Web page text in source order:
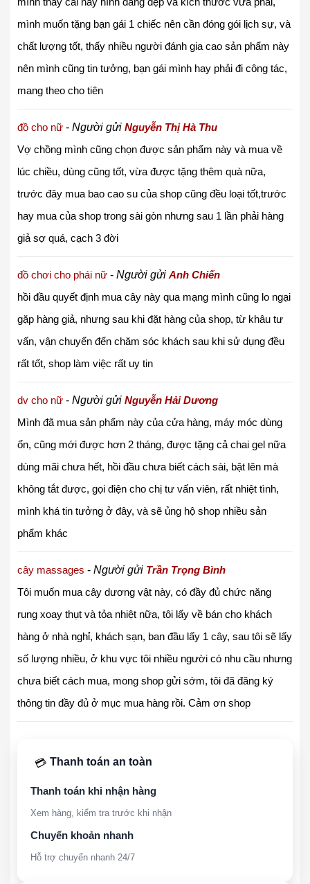
mình muốn tặng bạn gái 1 chiếc nên cần đóng gói lịch sự, và
chất lượng tốt, thấy nhiều người đánh gia cao sản phẩm này
nên mình cũng tin tưởng, bạn gái mình hay phải đi công tác,
mang theo cho tiên
đồ cho nữ - Người gửi Nguyễn Thị Hà Thu
Vợ chồng mình cũng chọn được sản phẩm này và mua về
lúc chiều, dùng cũng tốt, vừa được tặng thêm quà nữa,
trước đây mua bao cao su của shop cũng đều loại tốt,trước
hay mua của shop trong sài gòn nhưng sau 1 lần phải hàng
giả sợ quá, cạch 3 đời
đồ chơi cho phái nữ - Người gửi Anh Chiến
hồi đầu quyết định mua cây này qua mạng mình cũng lo ngại
gặp hàng giả, nhưng sau khi đặt hàng của shop, từ khâu tư
vấn, vận chuyển đến chăm sóc khách sau khi sử dụng đều
rất tốt, shop làm việc rất uy tin
dv cho nữ - Người gửi Nguyễn Hải Dương
Mình đã mua sản phẩm này của cửa hàng, máy móc dùng
ổn, cũng mới được hơn 2 tháng, được tặng cả chai gel nữa
dùng mãi chưa hết, hồi đầu chưa biết cách sài, bật lên mà
không tắt được, gọi điện cho chị tư vấn viên, rất nhiệt tình,
mình khá tin tưởng ở đây, và sẽ ủng hộ shop nhiều sản
phẩm khác
cây massages - Người gửi Trần Trọng Bình
Tôi muốn mua cây dương vật này, có đầy đủ chức năng
rung xoay thụt và tỏa nhiệt nữa, tôi lấy về bán cho khách
hàng ở nhà nghỉ, khách sạn, ban đầu lấy 1 cây, sau tôi sẽ lấy
số lượng nhiều, ở khu vực tôi nhiều người có nhu cầu nhưng
chưa biết cách mua, mong shop gửi sớm, tôi đã đăng ký
thông tin đầy đủ ở mục mua hàng rồi. Cảm ơn shop
💳 Thanh toán an toàn
Thanh toán khi nhận hàng
Xem hàng, kiểm tra trước khi nhận
Chuyển khoản nhanh
Hỗ trợ chuyển nhanh 24/7